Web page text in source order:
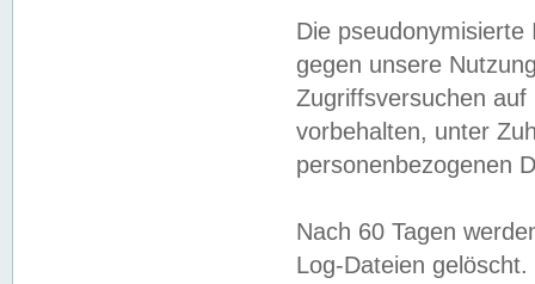
Die
gegen unsere
Zugriffsversuchen
vorbehalten, unter
personenbezogenen
Nach 60 Tagen
Log-Dateien